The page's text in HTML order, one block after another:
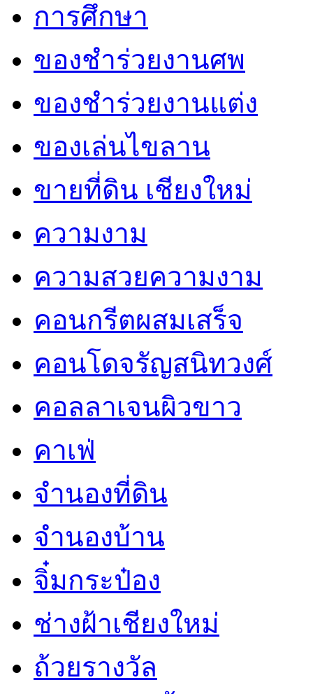
การศึกษา
ของชำร่วยงานศพ
ของชำร่วยงานแต่ง
ของเล่นไขลาน
ขายที่ดิน เชียงใหม่
ความงาม
ความสวยความงาม
คอนกรีตผสมเสร็จ
คอนโดจรัญสนิทวงศ์
คอลลาเจนผิวขาว
คาเฟ่
จำนองที่ดิน
จำนองบ้าน
จิ๋มกระป๋อง
ช่างฝ้าเชียงใหม่
ถ้วยรางวัล